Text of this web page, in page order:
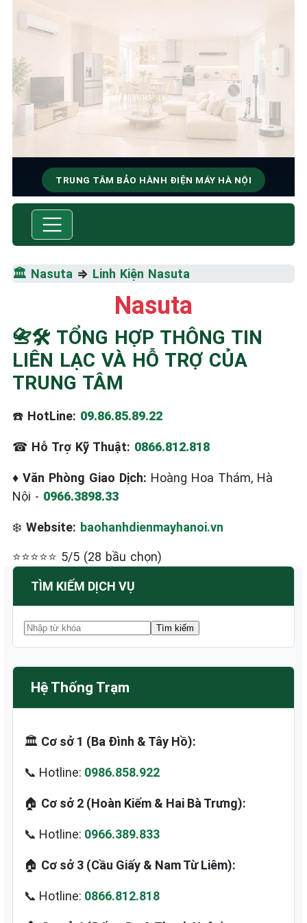
TRUNG TÂM BẢO HÀNH ĐIỆN MÁY HÀ NỘI
SỬA CHỮA & BẢO HÀNH
Thiểu
☎️ 09.86.85.89.22
🏛️ Nasuta ⇒ Linh Kiện Nasuta
Nasuta
📇🛠️ TỔNG HỢP THÔNG TIN
LIÊN LẠC VÀ HỖ TRỢ CỦA
TRUNG TÂM
☎️ HotLine: 09.86.85.89.22
☎ Hỗ Trợ Kỹ Thuật: 0866.812.818
♦ Văn Phòng Giao Dịch: Hoàng Hoa Thám, Hà
Nội - 0966.3898.33
❄️ Website: baohanhdienmayhanoi.vn
⭐⭐⭐⭐⭐ 5/5 (28 bầu chọn)
TÌM KIẾM DỊCH VỤ
Hệ Thống Trạm
🏛️ Cơ sở 1 (Ba Đình & Tây Hồ):
📞 Hotline: 0986.858.922
🏠 Cơ sở 2 (Hoàn Kiếm & Hai Bà Trưng):
📞 Hotline: 0966.389.833
🏠 Cơ sở 3 (Cầu Giấy & Nam Từ Liêm):
📞 Hotline: 0866.812.818